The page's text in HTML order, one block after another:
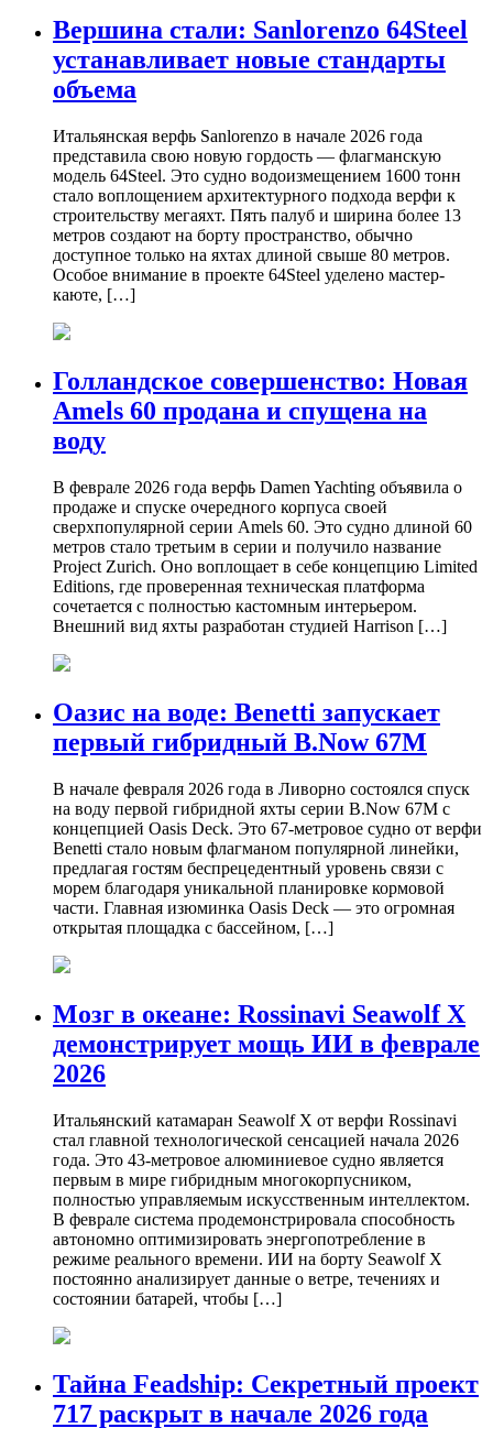
Вершина стали: Sanlorenzo 64Steel
устанавливает новые стандарты
объема
Итальянская верфь Sanlorenzo в начале 2026 года
представила свою новую гордость — флагманскую
модель 64Steel. Это судно водоизмещением 1600 тонн
стало воплощением архитектурного подхода верфи к
строительству мегаяхт. Пять палуб и ширина более 13
метров создают на борту пространство, обычно
доступное только на яхтах длиной свыше 80 метров.
Особое внимание в проекте 64Steel уделено мастер-
каюте, […]
Голландское совершенство: Новая
Amels 60 продана и спущена на
воду
В феврале 2026 года верфь Damen Yachting объявила о
продаже и спуске очередного корпуса своей
сверхпопулярной серии Amels 60. Это судно длиной 60
метров стало третьим в серии и получило название
Project Zurich. Оно воплощает в себе концепцию Limited
Editions, где проверенная техническая платформа
сочетается с полностью кастомным интерьером.
Внешний вид яхты разработан студией Harrison […]
Оазис на воде: Benetti запускает
первый гибридный B.Now 67M
В начале февраля 2026 года в Ливорно состоялся спуск
на воду первой гибридной яхты серии B.Now 67M с
концепцией Oasis Deck. Это 67-метровое судно от верфи
Benetti стало новым флагманом популярной линейки,
предлагая гостям беспрецедентный уровень связи с
морем благодаря уникальной планировке кормовой
части. Главная изюминка Oasis Deck — это огромная
открытая площадка с бассейном, […]
Мозг в океане: Rossinavi Seawolf X
демонстрирует мощь ИИ в феврале
2026
Итальянский катамаран Seawolf X от верфи Rossinavi
стал главной технологической сенсацией начала 2026
года. Это 43-метровое алюминиевое судно является
первым в мире гибридным многокорпусником,
полностью управляемым искусственным интеллектом.
В феврале система продемонстрировала способность
автономно оптимизировать энергопотребление в
режиме реального времени. ИИ на борту Seawolf X
постоянно анализирует данные о ветре, течениях и
состоянии батарей, чтобы […]
Тайна Feadship: Секретный проект
717 раскрыт в начале 2026 года